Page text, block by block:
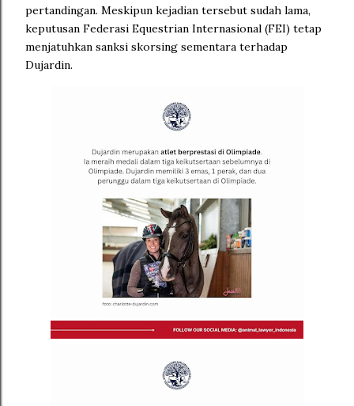
pertandingan. Meskipun kejadian tersebut sudah lama,
keputusan Federasi Equestrian Internasional (FEI) tetap
menjatuhkan sanksi skorsing sementara terhadap
Dujardin.